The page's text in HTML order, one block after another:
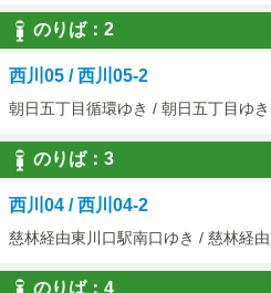
のりば： 2
2
西川05 / 西川05-2
朝日五丁目循環ゆき / 朝日五丁目ゆき
のりば： 3
3
西川04 / 西川04-2
慈林経由東川口駅南口ゆき / 慈林経
のりば： 4